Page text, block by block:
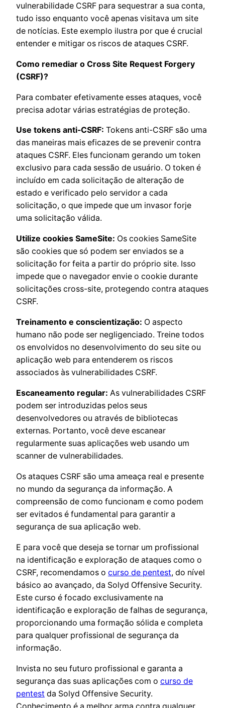
vulnerabilidade CSRF para sequestrar a sua conta,
tudo isso enquanto você apenas visitava um site
de notícias. Este exemplo ilustra por que é crucial
entender e mitigar os riscos de ataques CSRF.
Como remediar o Cross Site Request Forgery
(CSRF)?
Para combater efetivamente esses ataques, você
precisa adotar várias estratégias de proteção.
Use tokens anti-CSRF: Tokens anti-CSRF são uma
das maneiras mais eficazes de se prevenir contra
ataques CSRF. Eles funcionam gerando um token
exclusivo para cada sessão de usuário. O token é
incluído em cada solicitação de alteração de
estado e verificado pelo servidor a cada
solicitação, o que impede que um invasor forje
uma solicitação válida.
Utilize cookies SameSite: Os cookies SameSite
são cookies que só podem ser enviados se a
solicitação for feita a partir do próprio site. Isso
impede que o navegador envie o cookie durante
solicitações cross-site, protegendo contra ataques
CSRF.
Treinamento e conscientização: O aspecto
humano não pode ser negligenciado. Treine todos
os envolvidos no desenvolvimento do seu site ou
aplicação web para entenderem os riscos
associados às vulnerabilidades CSRF.
Escaneamento regular: As vulnerabilidades CSRF
podem ser introduzidas pelos seus
desenvolvedores ou através de bibliotecas
externas. Portanto, você deve escanear
regularmente suas aplicações web usando um
scanner de vulnerabilidades.
Os ataques CSRF são uma ameaça real e presente
no mundo da segurança da informação. A
compreensão de como funcionam e como podem
ser evitados é fundamental para garantir a
segurança de sua aplicação web.
E para você que deseja se tornar um profissional
na identificação e exploração de ataques como o
CSRF, recomendamos o curso de pentest, do nível
básico ao avançado, da Solyd Offensive Security.
Este curso é focado exclusivamente na
identificação e exploração de falhas de segurança,
proporcionando uma formação sólida e completa
para qualquer profissional de segurança da
informação.
Invista no seu futuro profissional e garanta a
segurança das suas aplicações com o curso de
pentest da Solyd Offensive Security.